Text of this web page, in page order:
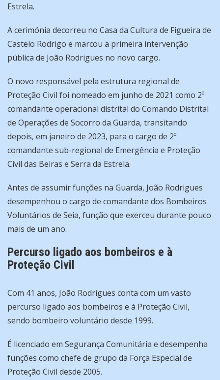
Estrela.
A cerimónia decorreu no Casa da Cultura de Figueira de
Castelo Rodrigo e marcou a primeira intervenção
pública de João Rodrigues no novo cargo.
O novo responsável pela estrutura regional de
Proteção Civil foi nomeado em junho de 2021 como 2º
comandante operacional distrital do Comando Distrital
de Operações de Socorro da Guarda, transitando
depois, em janeiro de 2023, para o cargo de 2º
comandante sub-regional de Emergência e Proteção
Civil das Beiras e Serra da Estrela.
Antes de assumir funções na Guarda, João Rodrigues
desempenhou o cargo de comandante dos Bombeiros
Voluntários de Seia, função que exerceu durante pouco
mais de um ano.
Percurso ligado aos bombeiros e à
Proteção Civil
Com 41 anos, João Rodrigues conta com um vasto
percurso ligado aos bombeiros e à Proteção Civil,
sendo bombeiro voluntário desde 1999.
É licenciado em Segurança Comunitária e desempenha
funções como chefe de grupo da Força Especial de
Proteção Civil desde 2005.